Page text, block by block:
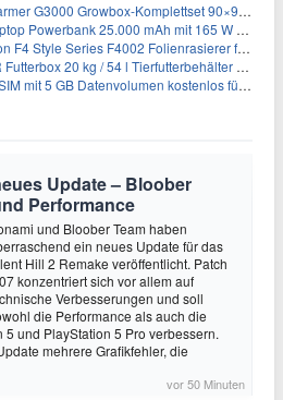
G3000 Growbox-Komplettset 90×90×180 cm für 379,99€
25.000 mAh mit 165 W refurbished für 58,39€
Style Series F4002 Folienrasierer für 18,99€
20 kg / 54 l Tierfutterbehälter mit Rollen für 19,99€
5 GB Datenvolumen kostenlos für Windscribe-Pro-Nutzer
Update – Bloober
Performance
und Bloober Team haben
ein neues Update für das
Hill 2 Remake veröffentlicht. Patch
konzentriert sich vor allem auf
Verbesserungen und soll
die Performance als auch die
und PlayStation 5 Pro verbessern.
mehrere Grafikfehler, die
vor 50 Minuten